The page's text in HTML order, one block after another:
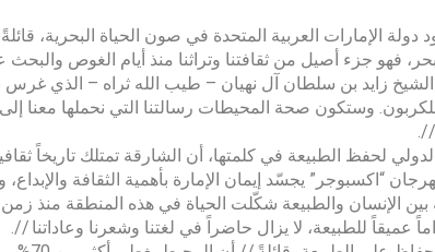
دولة الإمارات العربية المتحدة في صون الحياة البحرية،
البحر، فهو جزء أصيل من ثقافتنا وتراثنا منذ أيام الغوص والبحث
زايد بن سلطان آل نهيان – طيب الله ثراه – الذي غرس
وستكون صحة المحيطات رسالتنا التي نحملها معنا
لحفظ الطبيعة في كلمتها، أن الشارقة تمتلك تاريخاً
“اكسبوجر” يجسّد إيمان الإمارة بأهمية الثقافة
بين الإنسان والطبيعة شكّلت الحياة في هذه المنطقة منذ زمن
عميقاً للطبيعة، لا يزال حاضراً في لغتنا وشعرنا وعاداتنا //.